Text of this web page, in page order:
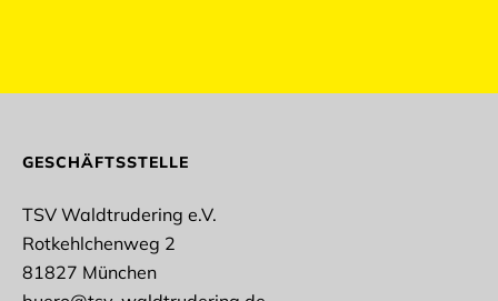
Anrede
GESCHÄFTSSTELLE
TSV Waldtrudering e.V.
Rotkehlchenweg 2
81827 München